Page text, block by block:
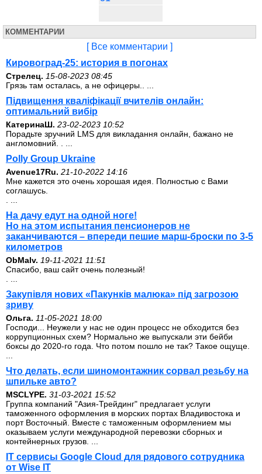
КОММЕНТАРИИ
[ Все комментарии ]
Кировоград-25: история в погонах
Стрелец. 15-08-2023 08:45
Грязь там осталась, а не офицеры.. ...
Підвищення кваліфікації вчителів онлайн:
оптимальний вибір
КатеринаШ. 23-02-2023 10:52
Порадьте зручний LMS для викладання онлайн, бажано не
англомовний. . ...
Polly Group Ukraine
Avenue17Ru. 21-10-2022 14:16
Мне кажется это очень хорошая идея. Полностью с Вами
соглашусь.
На дачу едут на одной ноге!
Но на этом испытания пенсионеров не
заканчиваются – впереди пешие марш-броски по 3-5
километров
ОbMalv. 19-11-2021 11:51
Спасибо, ваш сайт очень полезный!
Закупівля нових «Пакунків малюка» під загрозою
зриву
Ольга. 11-05-2021 18:00
Господи... Неужели у нас не один процесс не обходится без
коррупционных схем? Нормально же выпускали эти бейби
боксы до 2020-го года. Что потом пошло не так? Такое ощуще.
Что делать, если шиномонтажник сорвал резьбу на
шпильке авто?
MSCLYPE. 31-03-2021 15:52
Группа компаний "Азия-Трейдинг" предлагает услуги
таможенного оформления в морских портах Владивостока и
порт Восточный. Вместе с таможенным оформлением мы
оказываем услуги международной перевозки сборных и
контейнерных грузов. ...
IT сервисы Google Cloud для рядового сотрудника
от Wise IT